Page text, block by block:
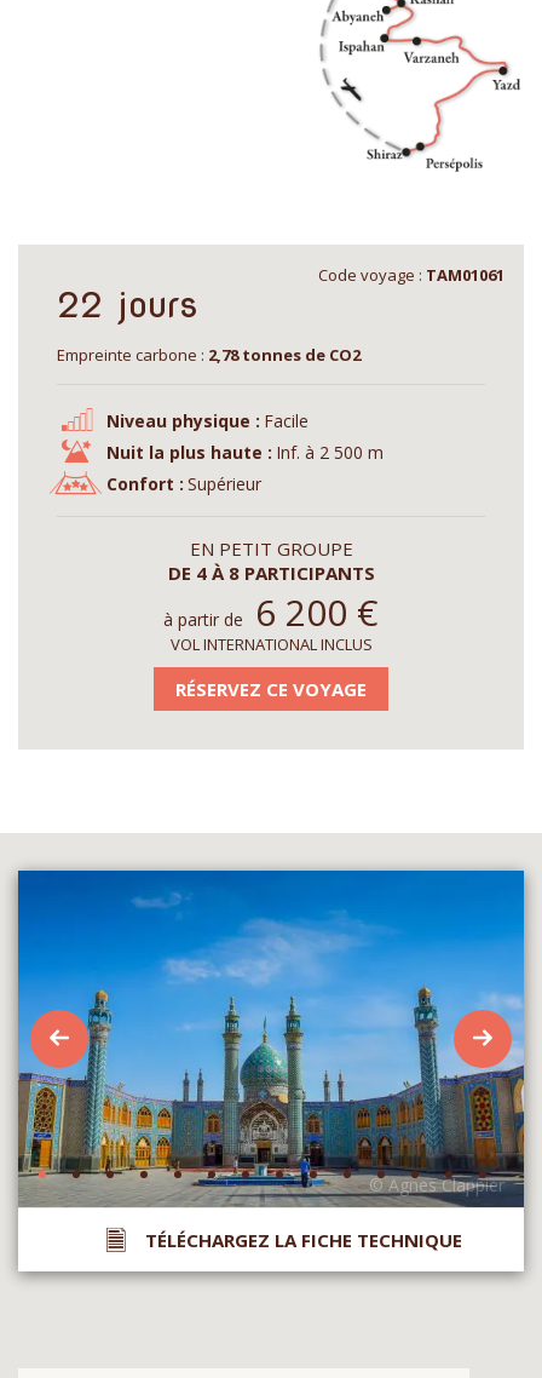
Code voyage : TAM01061
22 jours
Empreinte carbone : 2,78 tonnes de CO2
Niveau physique : Facile
Nuit la plus haute : Inf. à 2 500 m
Confort : Supérieur
EN PETIT GROUPE
DE 4 À 8 PARTICIPANTS
à partir de 6 200 €
VOL INTERNATIONAL INCLUS
RÉSERVEZ CE VOYAGE
TÉLÉCHARGEZ LA FICHE TECHNIQUE